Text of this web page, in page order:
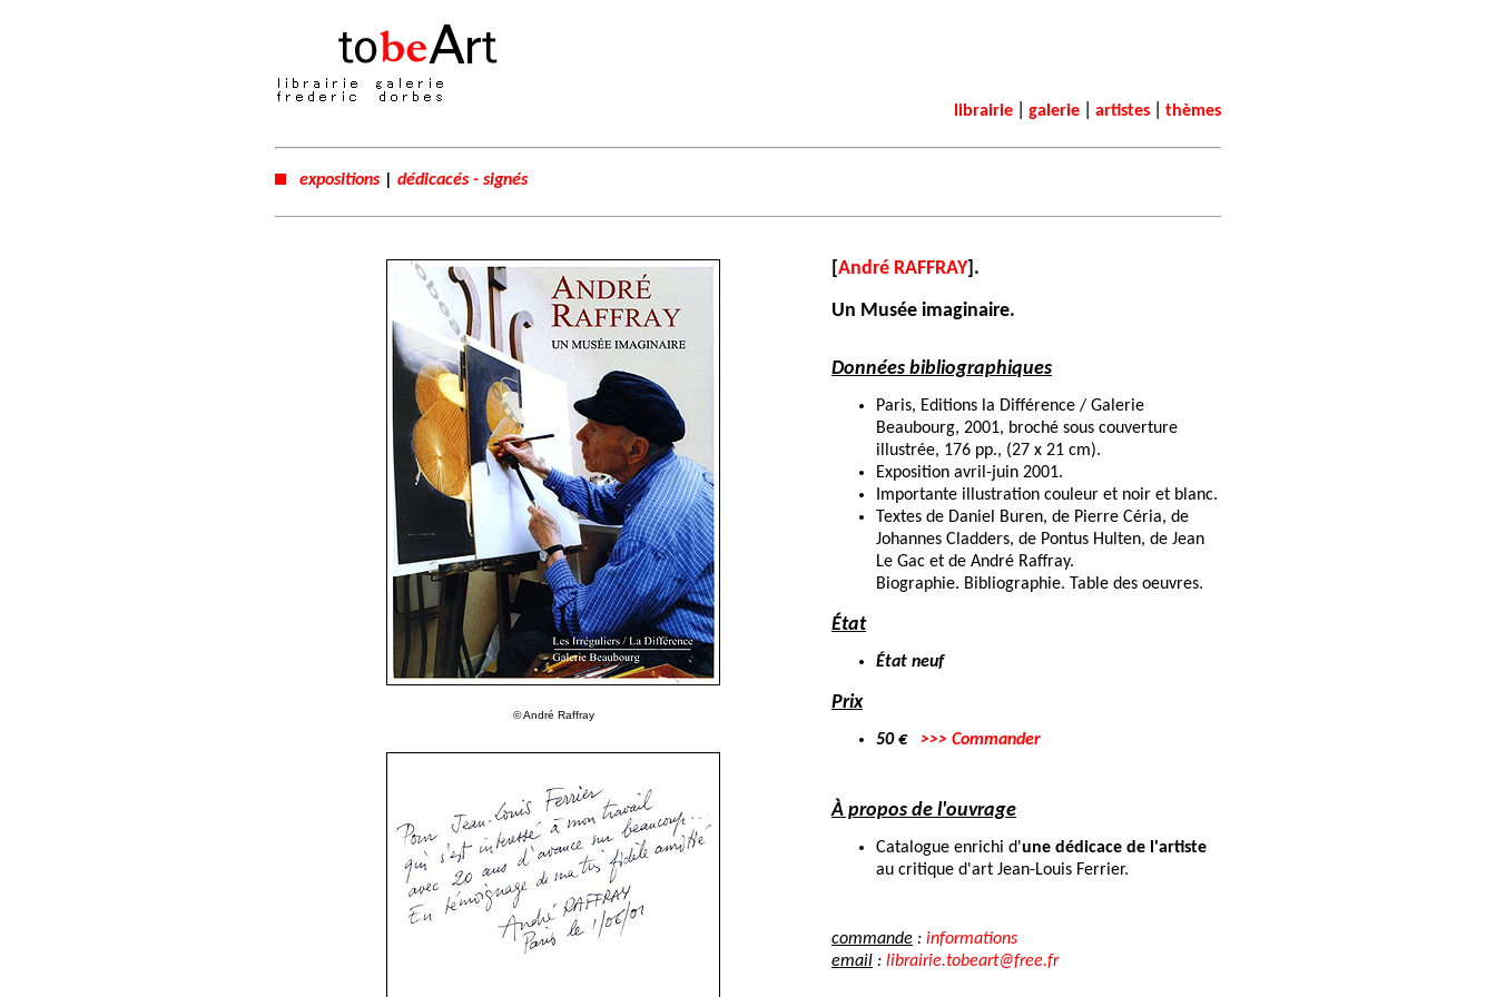
librairie galerie artistes thèmes
expositions dédicacés - signés
© André Raffray
[André RAFFRAY].
Un Musée imaginaire.
Données bibliographiques
Paris, Editions la Différence / Galerie
Beaubourg, 2001, broché sous couverture
illustrée, 176 pp., (27 x 21 cm).
Exposition avril-juin 2001.
Importante illustration couleur et noir et blanc.
Textes de Daniel Buren, de Pierre Céria, de
Johannes Cladders, de Pontus Hulten, de Jean
Le Gac et de André Raffray.
Biographie. Bibliographie. Table des oeuvres.
État
État neuf
Prix
50 € >>> Commander
À propos de l'ouvrage
Catalogue enrichi d'une dédicace de l'artiste
au critique d'art Jean-Louis Ferrier.
commande : informations
email : librairie.tobeart@free.fr